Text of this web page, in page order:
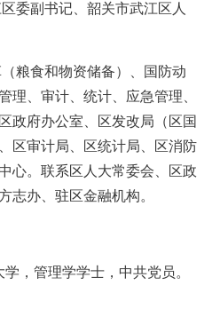
委副书记、韶关市武江区人
粮食和物资储备）、国防动
理、审计、统计、应急管理、
政府办公室、区发改局（区国
区审计局、区统计局、区消防
心。联系区人大常委会、区政
志办、驻区金融机构。
，管理学学士，中共党员。